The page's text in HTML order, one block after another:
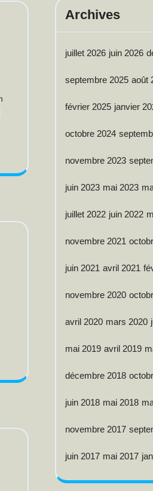
Archives
juillet 2026 juin 2026
septembre 2025 août
février 2025 janvier
octobre 2024
novembre 2023
juin 2023 mai 2023
juillet 2022 juin 2022
novembre 2021
juin 2021 avril 2021
novembre 2020
avril 2020 mars 2020
mai 2019 avril 2019
décembre 2018
juin 2018 mai 2018
novembre 2017
juin 2017 mai 2017